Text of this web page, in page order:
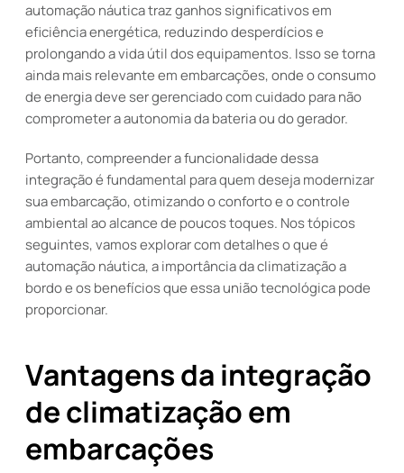
automação náutica traz ganhos significativos em
eficiência energética, reduzindo desperdícios e
prolongando a vida útil dos equipamentos. Isso se torna
ainda mais relevante em embarcações, onde o consumo
de energia deve ser gerenciado com cuidado para não
comprometer a autonomia da bateria ou do gerador.
Portanto, compreender a funcionalidade dessa
integração é fundamental para quem deseja modernizar
sua embarcação, otimizando o conforto e o controle
ambiental ao alcance de poucos toques. Nos tópicos
seguintes, vamos explorar com detalhes o que é
automação náutica, a importância da climatização a
bordo e os benefícios que essa união tecnológica pode
proporcionar.
Vantagens da integração
de climatização em
embarcações